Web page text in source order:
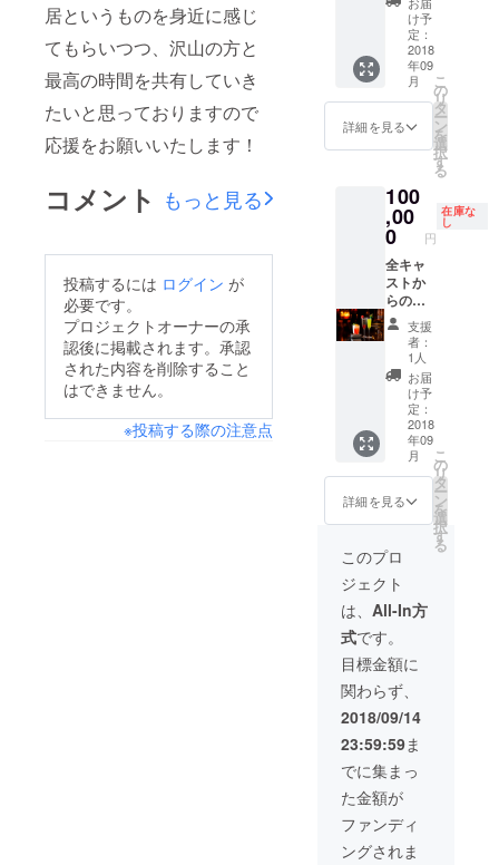
居というものを身近に感じ
てもらいつつ、沢山の方と
最高の時間を共有していき
たいと思っておりますので
応援をお願いいたします！
コメント もっと見る
投稿するには ログイン が
必要です。
プロジェクトオーナーの承
認後に掲載されます。承認
された内容を削除すること
はできません。
※投稿する際の注意点
様のみ
入れる
VIP体
験、舞
台の裏
側を見
せま
す！1ド
リンク
付き➕両
手に華
付き
チェキ
(好きな
役者2人
と取れ
ます) ＊
9月23日
18時開
演 専用
(知り合
いの方
へプレ
ゼント
も可能
です)➕
スペ
シャル
シート➕
りコー
スター➕
手作り
おちょ
こ(作っ
てる時
の動画
付き)➕
会場の
15分前
に一名
様のみ
入れる
VIP体
験、舞
台の裏
側を見
せま
す！1ド
リンク
付き➕両
手に華
付き
チェキ
(好きな
役者2人
と取れ
ます) ＊
9月24日
13時開
演 専用
け予
定：
2018
年09
月
詳細を見る
こ
の
リ
タ
ー
ン
を
選
択
す
る
100
,00
0 円
在庫な
し
全キャ
ストか
らのお
礼メー
ル➕動画
➕公演チ
ケット
(知り合
いの方
へプレ
ゼント
も可能
です)➕
スペ
シャル
シート➕
名前入
りコー
スター➕
手作り
おちょ
こ(作っ
てる時
の動画
付き)➕
会場の
15分前
に一名
様のみ
入れる
VIP体
験、舞
台の裏
側を見
支援
者：
1人
お届
け予
定：
2018
年09
月
詳細を見る
こ
の
リ
タ
ー
ン
を
選
択
す
る
このプロ
ジェクト
は、 All-In方
式です。
目標金額に
関わらず、
2018/09/14
23:59:59ま
でに集まっ
た金額が
ファンディ
ングされま